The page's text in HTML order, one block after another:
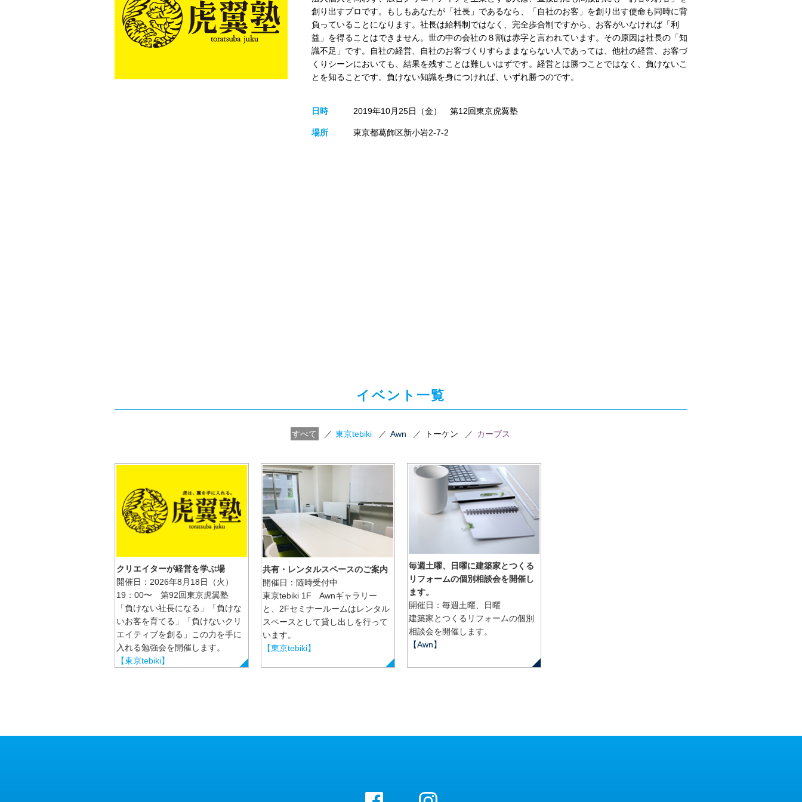
創り出すプロです。もしもあなたが「社長」であるなら、「自社のお客」を創り出す使命も同時に背
負っていることになります。社長は給料制ではなく、完全歩合制ですから、お客がいなければ「利
益」を得ることはできません。世の中の会社の８割は赤字と言われています。その原因は社長の「知
識不足」です。自社の経営、自社のお客づくりすらままならない人であっては、他社の経営、お客づ
くりシーンにおいても、結果を残すことは難しいはずです。経営とは勝つことではなく、負けないこ
とを知ることです。負けない知識を身につければ、いずれ勝つのです。
日時 2019年10月25日（金） 第12回東京虎翼塾
場所 東京都葛飾区新小岩2-7-2
イベント一覧
すべて ／ 東京tebiki ／ Awn ／ トーケン ／ カーブス
クリエイターが経営を学ぶ場
開催日：2026年8月18日（火）
19：00〜 第92回東京虎翼塾
「負けない社長になる」「負けな
いお客を育てる」「負けないクリ
エイティブを創る」この力を手に
入れる勉強会を開催します。
【東京tebiki】
共有・レンタルスペースのご案内
開催日：随時受付中
東京tebiki 1F Awnギャラリー
と、2Fセミナールームはレンタル
スペースとして貸し出しを行って
います。
【東京tebiki】
毎週土曜、日曜に建築家とつくる
リフォームの個別相談会を開催し
ます。
開催日：毎週土曜、日曜
建築家とつくるリフォームの個別
相談会を開催します。
【Awn】